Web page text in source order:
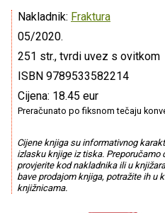
Nakladnik: Fraktura
05/2020.
251 str., tvrdi uvez s ovitkom
ISBN 9789533582214
Cijena: 18.45 eur
Preračunato po fiksnom tečaju
Cijene knjiga su informativnog
izlasku knjige iz tiska. Preporučamo
provjerite kod nakladnika ili u
bave prodajom knjiga, potražite ih u
knjižnicama.